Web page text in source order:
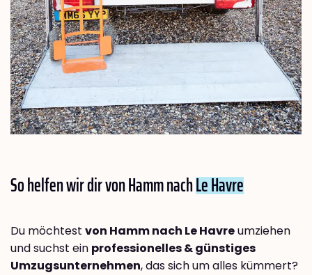
So helfen wir dir von Hamm nachLe Havre
Du möchtest von Hamm nach Le Havreumziehen
und suchst ein professionelles & günstiges
Umzugsunternehmen, das sich um alles kümmert?